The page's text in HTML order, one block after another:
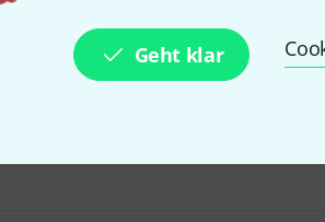
Geht klar
Jahn Piano-Lamp
Ggf. mit leichten